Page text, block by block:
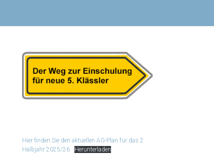
Hier finden Sie den aktuellen AG-Plan für das 2.
Halbjahr 2025/26
Herunterladen